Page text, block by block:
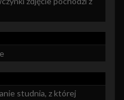
studnia, z której